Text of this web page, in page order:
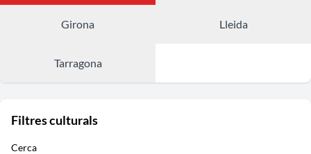
Girona Lleida
Tarragona
Filtres culturals
Cerca